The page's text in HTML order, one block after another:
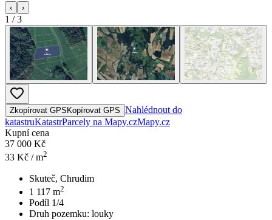
‹ ›
1 /3
Zkopírovat GPS Kopírovat GPS Nahlédnout do
katastruKatastrParcely na Mapy.czMapy.cz
Kupní cena
37 000 Kč
33 Kč / m2
Skuteč, Chrudim
1 117 m2
Podíl 1/4
Druh pozemku: louky